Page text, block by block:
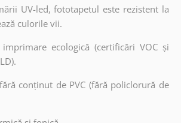
UV-led, fototapetul este rezistent la
culorile vii.
ecologică (certificări VOC și
conținut de PVC (fără policlorură de